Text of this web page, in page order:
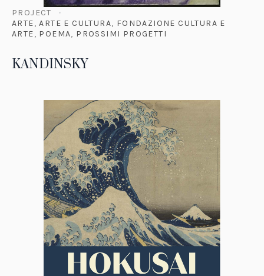
PROJECT
ARTE,ARTE E CULTURA, FONDAZIONE CULTURA E
ARTE, POEMA, PROSSIMI PROGETTI
KANDINSKY